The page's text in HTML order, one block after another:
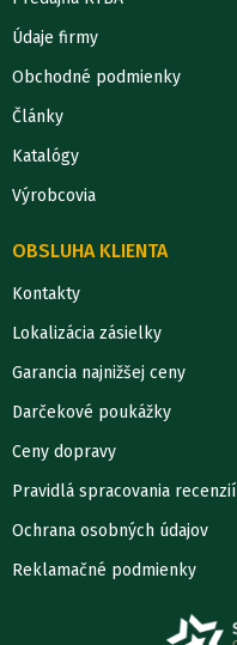
Údaje firmy
Obchodné podmienky
Články
Katalógy
Výrobcovia
OBSLUHA KLIENTA
Kontakty
Lokalizácia zásielky
Garancia najnižšej ceny
Darčekové poukážky
Ceny dopravy
Pravidlá spracovania recenzií
Ochrana osobných údajov
Reklamačné podmienky